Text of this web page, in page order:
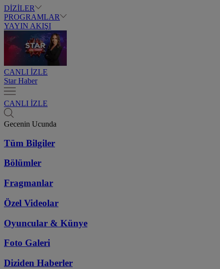
DİZİLER
PROGRAMLAR
YAYIN AKIŞI
CANLI İZLE
Star Haber
CANLI İZLE
Gecenin Ucunda
Tüm Bilgiler
Bölümler
Fragmanlar
Özel Videolar
Oyuncular & Künye
Foto Galeri
Diziden Haberler